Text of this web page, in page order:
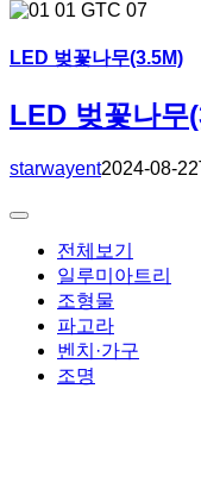
LED 벚꽃나무(3.5M)
LED 벚꽃나무
starwayent2024-08-
Toggle
Navigation전체보기
일루미아트리
조형물
파고라
벤치·가구
조명